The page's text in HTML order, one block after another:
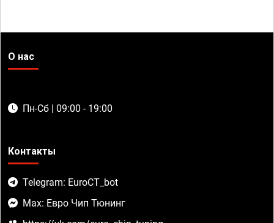
О нас
Пн-Сб | 09:00 - 19:00
Контакты
Telegram: EuroCT_bot
Max: Евро Чип Тюнинг